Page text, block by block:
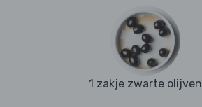
1 zakje zwarte olijven